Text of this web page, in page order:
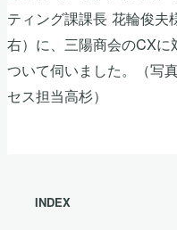
ティング課課長 花輪俊夫
右）に、三陽商会のCX
ついて伺いました。（写
セス担当高杉）
INDEX